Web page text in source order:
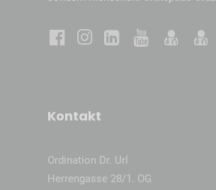
Kontakt
Ordination Dr. Url
Herrengasse 28/1. OG